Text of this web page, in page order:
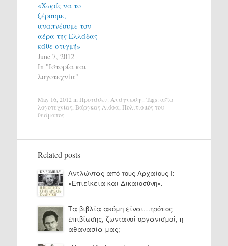
«Χωρίς να το
ξέρουμε,
αναπνέουμε τον
αέρα της Ελλάδας
κάθε στιγμή»
June 7, 2012
In "Ιστορία και
λογοτεχνία"
May 16, 2012 in Προτάσεις Ανάγνωσης. Tags: αξία
λογοτεχνίας, Βάργκας Λιόσα Πολιτισμός του
θεάματος
Related posts
Αντλώντας από τους Αρχαίους Ι:
«Επιείκεια και Δικαιοσύνη».
Τα βιβλία ακόμη είναι…τρόπος
επιβίωσης, ζωντανοί οργανισμοί, η
αθανασία μας;